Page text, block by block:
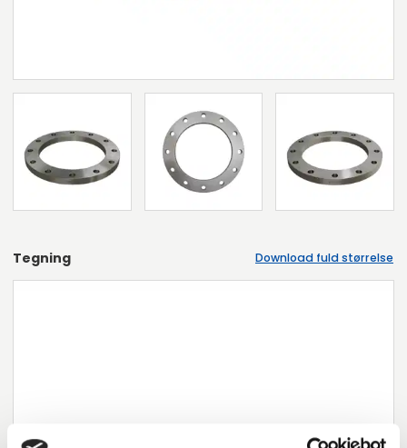
Tegning Download fuld størrelse